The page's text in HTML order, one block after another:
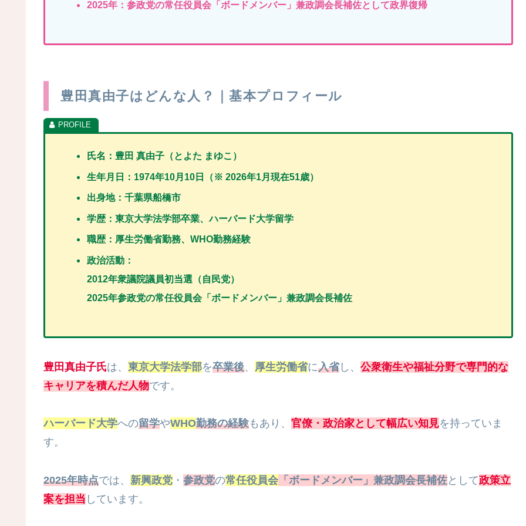
2025年：参政党の常任役員会「ボードメンバー」兼政調会長補佐として政界復帰
豊田真由子はどんな人？｜基本プロフィール
氏名：豊田 真由子（とよた まゆこ）
生年月日：1974年10月10日 （※ 2026年1月現在51歳）
出身地：千葉県船橋市
学歴：東京大学法学部卒業、ハーバード大学留学
職歴：厚生労働省勤務、WHO勤務経験
政治活動：
2012年衆議院議員初当選（自民党）
2025年参政党の常任役員会「ボードメンバー」兼政調会長補佐
豊田真由子氏は、 東京大学法学部を卒業後、 厚生労働省に入省し、 公衆衛生や福祉分野で専門的な
キャリアを積んだ人物です。
ハーバード大学への留学やWHO勤務の経験もあり、 官僚・政治家として幅広い知見を持っていま
す。
2025年時点では、 新興政党 ・ 参政党の常任役員会 「ボードメンバー」兼政調会長補佐として政策立
案を担当 しています。